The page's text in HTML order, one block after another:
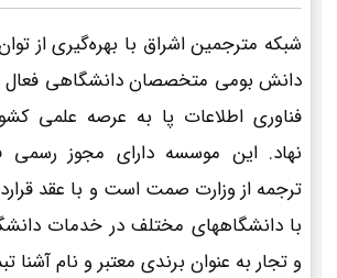
شبکه مترجمین اشراق با بهره‌گیری از
دانش بومی متخصصان دانشگاهی فعال
فناوری اطلاعات پا به عرصه علمی
نهاد. این موسسه دارای مجوز رسمی
ترجمه از وزارت صمت است و با عقد
با دانشگاههای مختلف در خدمات
و تجار به عنوان برندی معتبر و نام